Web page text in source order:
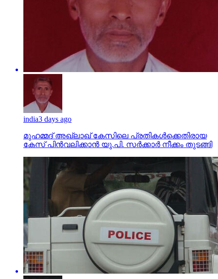
india3 days ago
മുഹമ്മദ് അഖ്‌ലാഖ് കേസിലെ പ്രതികള്‍ക്കെതിരായ
കേസ് പിന്‍വലിക്കാന്‍ യു.പി. സര്‍ക്കാര്‍ നീക്കം തുടങ്ങി